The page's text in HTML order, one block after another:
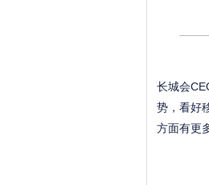
长城会
势，看好
方面有更